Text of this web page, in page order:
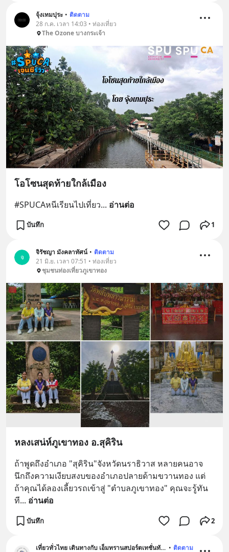
จุ้งเทมปุระ • ติดตาม
28 ก.ค. เวลา 14:03 • ท่องเที่ยว
The Ozone บางกระเจ้า
โอโซนสุดท้ายใกล้เมือง
#SPUCAหนีเรียนไปเที่ยว... อ่านต่อ
บันทึก 1
จ
จิรัชญา มังคลาทัศน์ • ติดตาม
21 มิ.ย. เวลา 07:51 • ท่องเที่ยว
ชุมชนท่องเที่ยวภูเขาทอง
หลงเสน่ห์ภูเขาทอง อ.สุคิริน
ถ้าพูดถึงอำเภอ "สุคิริน"จังหวัดนราธิวาส หลายคนอาจ
นึกถึงความเงียบสงบของอำเภอปลายด้ามขวานทอง แต่
ถ้าคุณได้ลองเลี้ยวรถเข้าสู่ "ตำบลภูเขาทอง" คุณจะรู้ทัน
ที... อ่านต่อ
บันทึก 2
เที่ยวทั่วไทย เดินทางกับ เอ็มทรานสปอร์ตเทชั่นทัวร์ • ติดตาม